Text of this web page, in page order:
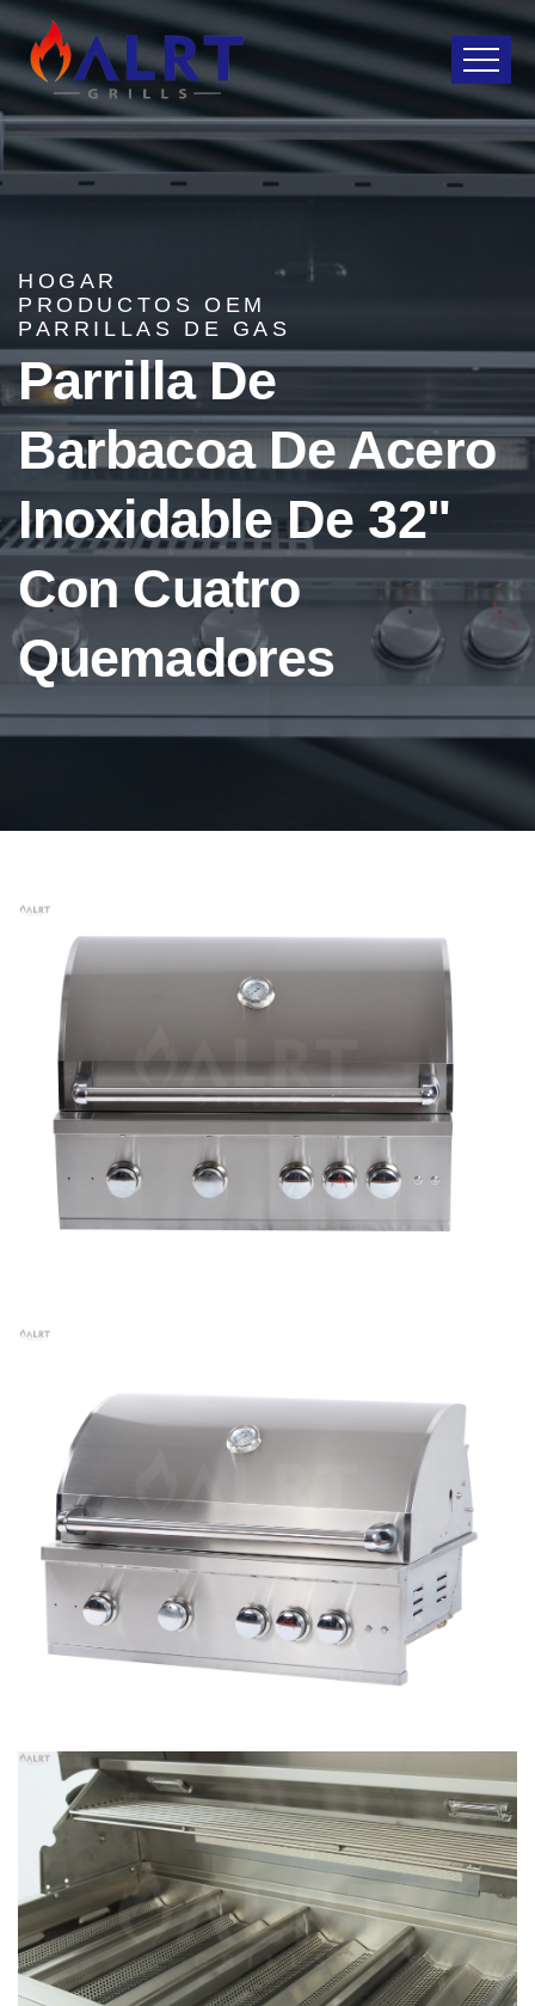
HOGAR
PRODUCTOS OEM
PARRILLAS DE GAS
Parrilla De
Barbacoa De Acero
Inoxidable De 32"
Con Cuatro
Quemadores